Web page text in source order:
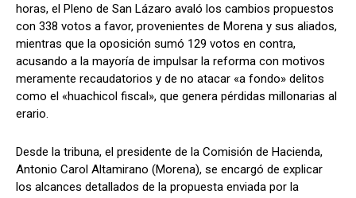
horas, el Pleno de San Lázaro avaló los cambios propuestos
con 338 votos a favor, provenientes de Morena y sus aliados,
mientras que la oposición sumó 129 votos en contra,
acusando a la mayoría de impulsar la reforma con motivos
meramente recaudatorios y de no atacar «a fondo» delitos
como el «huachicol fiscal», que genera pérdidas millonarias al
erario.
Desde la tribuna, el presidente de la Comisión de Hacienda,
Antonio Carol Altamirano (Morena), se encargó de explicar
los alcances detallados de la propuesta enviada por la